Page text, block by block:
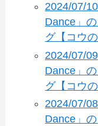
2024/07/
Dance」
グ【コウ
2024/07/
Dance」
グ【コウ
2024/07/
Dance」